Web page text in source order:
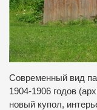
Современный вид
1904-1906 годов
новый купол,